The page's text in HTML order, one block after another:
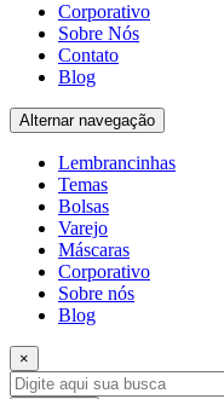
Corporativo
Sobre Nós
Contato
Blog
Alternar navegação
Lembrancinhas
Temas
Bolsas
Varejo
Máscaras
Corporativo
Sobre nós
Blog
×